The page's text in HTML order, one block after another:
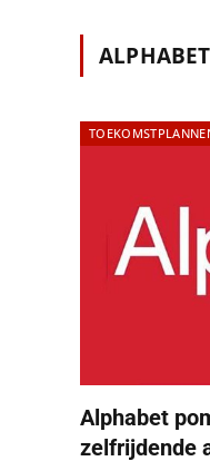
ALPHABET
Alphabet
zelfrijdende